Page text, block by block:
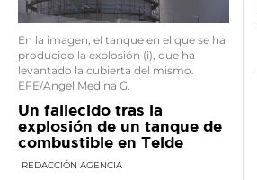
En la imagen, el tanque en el que se ha
producido la explosión (i), que ha
levantado la cubierta del mismo.
EFE/Angel Medina G.
Un fallecido tras la
explosión de un tanque de
combustible en Telde
REDACCIÓN AGENCIA